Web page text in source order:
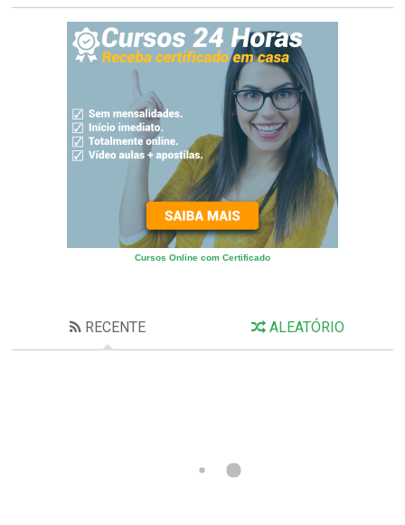
Cursos Online com Certificado
RECENTE ALEATÓRIO